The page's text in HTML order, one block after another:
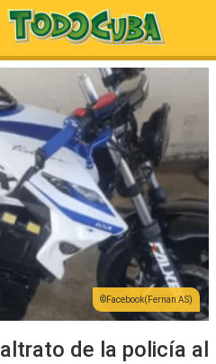
Facebook(Fernan AS)
de la policía al